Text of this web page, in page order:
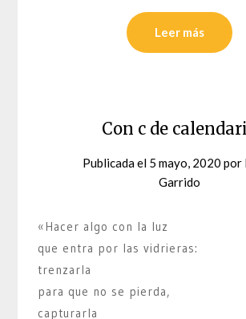
Leer más
Con c de
Publicada el 5 mayo, 2020 por
Garrido
«Hacer algo con la luz
que entra por las vidrieras:
trenzarla
para que no se pierda,
capturarla